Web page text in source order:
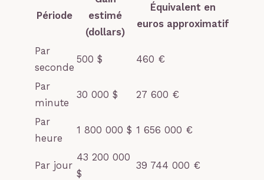
Période
estimé
(dollars)
Équivalent en
euros approximatif
Par
seconde
500 $ 460 €
Par
minute
30 000 $ 27 600 €
Par
heure
1 800 000 $ 1 656 000 €
Par jour
43 200 000
$
39 744 000 €